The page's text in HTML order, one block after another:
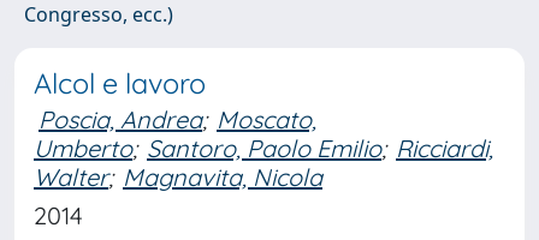
Congresso, ecc.)
Alcol e lavoro
Poscia, Andrea; Moscato,
Umberto; Santoro, Paolo Emilio; Ricciardi,
Walter; Magnavita, Nicola
2014